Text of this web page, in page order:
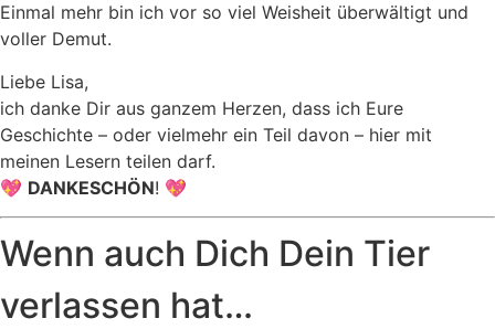
Einmal mehr bin ich vor so viel Weisheit überwältigt und
voller Demut.
Liebe Lisa,
ich danke Dir aus ganzem Herzen, dass ich Eure
Geschichte – oder vielmehr ein Teil davon – hier mit
meinen Lesern teilen darf.
💖 DANKESCHÖN! 💖
Wenn auch Dich Dein Tier
verlassen hat…